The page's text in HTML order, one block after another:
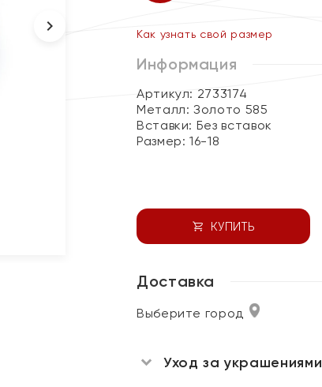
Как узнать свой размер
Информация
Артикул: 2733174
Металл:Золото 585
Вставки: Без вставок
Размер:16-18
КУПИТЬ
Доставка
Выберите город
Уход за украшениями